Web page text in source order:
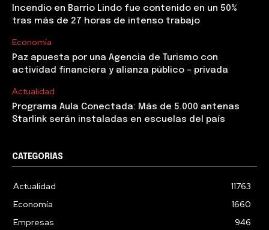
Incendio en Barrio Lindo fue contenido en un 50%
tras más de 27 horas de intenso trabajo
Economía
Paz apuesta por una Agencia de Turismo con
actividad financiera y alianza público – privada
Actualidad
Programa Aula Conectada: Más de 5.000 antenas
Starlink serán instaladas en escuelas del país
CATEGORIAS
Actualidad
11763
Economía
1660
Empresas
946